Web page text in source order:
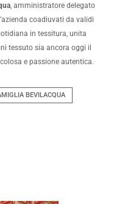
, amministratore delegato
coadiuvati da validi
in tessitura, unita
tessuto sia ancora oggi il
e passione autentica.
BEVILACQUA